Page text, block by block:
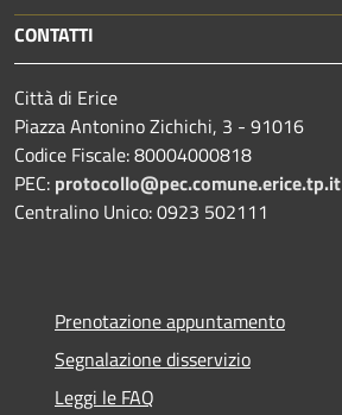
CONTATTI
Città di Erice
Piazza Antonino Zichichi, 3 - 91016
Codice Fiscale: 80004000818
PEC: protocollo@pec.comune.erice.tp.it
Centralino Unico: 0923 502111
Prenotazione appuntamento
Segnalazione disservizio
Leggi le FAQ